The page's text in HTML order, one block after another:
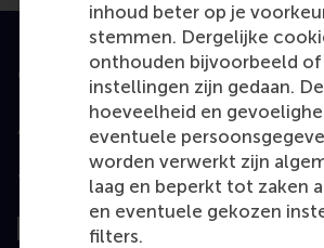
inhoud beter op je
stemmen. Dergelijke
onthouden bijvoorbeeld of
instellingen zijn gedaan. De
hoeveelheid en
eventuele
worden verwerkt zijn
laag en beperkt tot zaken
en eventuele gekozen
filters.
Geaccrediteerd door
Top gerangschikt